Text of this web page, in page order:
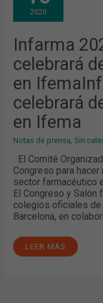
2020
Infarma
celebrará
en
celebrará
en Ifema
Notas de prensa ,Sin
El Comité
Congreso para
sector farmacéutico
El Congreso y
colegios oficiales
Barcelona, ​​en
CELEBRARÁ
DEL
15
17
DE
JUNIO
EN
IFEMAINFARMA
2020-
2021
SE
CELEBRARÁ
DEL
AL
DE
JUNIO
EN
IFEMA
LEER MÁS